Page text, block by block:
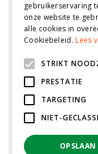
gebruikerservaring
onze website te
alle cookies in
Cookiebeleid.Lees
STRIKT
PRESTATIE
TARGETING
NIET-